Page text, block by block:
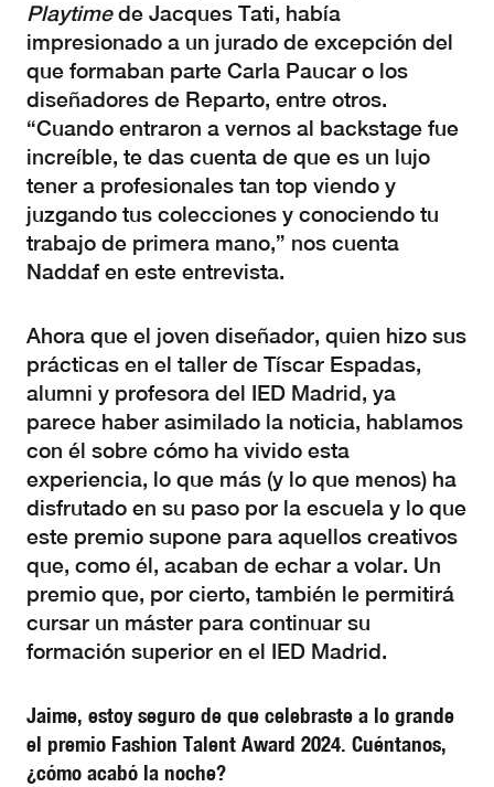
Playtimede Jacques Tati, había
impresionado a un jurado de excepción del
que formaban parte Carla Paucar o los
diseñadores de Reparto, entre otros.
“Cuando entraron a vernos al backstage fue
increíble, te das cuenta de que es un lujo
tener a profesionales tan top viendo y
juzgando tus colecciones y conociendo tu
trabajo de primera mano,” nos cuenta
Naddaf en este entrevista.
Ahora que el joven diseñador, quien hizo sus
prácticas en el taller de Tíscar Espadas,
alumni y profesora del IED Madrid, ya
parece haber asimilado la noticia, hablamos
con él sobre cómo ha vivido esta
experiencia, lo que más (y lo que menos) ha
disfrutado en su paso por la escuela y lo que
este premio supone para aquellos creativos
que, como él, acaban de echar a volar. Un
premio que, por cierto, también le permitirá
cursar un máster para continuar su
formación superior en el IED Madrid.
Jaime, estoy seguro de que celebraste a lo grande
el premio Fashion Talent Award 2024. Cuéntanos,
¿cómo acabó la noche?